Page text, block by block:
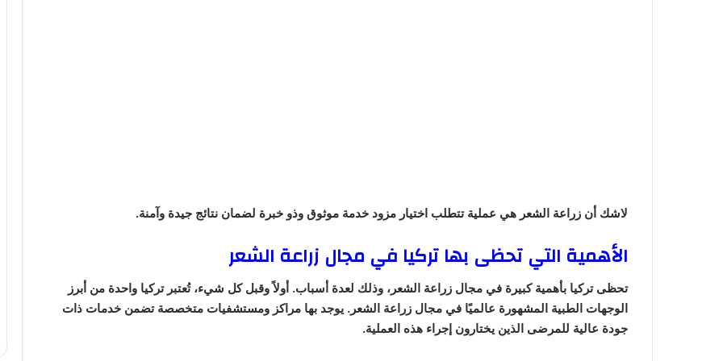
لاشك أن زراعة الشعر هي عملية تتطلب اختيار مزود خدمة موثوق وذو خبرة لضمان نتائج جيدة وآمنة.
الأهمية التي تحظى بها تركيا في مجال زراعة الشعر
تحظى تركيا بأهمية كبيرة في مجال زراعة الشعر، وذلك لعدة أسباب. أولاً وقبل كل شيء، تُعتبر تركيا واحدة من أبرز
الوجهات الطبية المشهورة عالميًا في مجال زراعة الشعر. يوجد بها مراكز ومستشفيات متخصصة تضمن خدمات ذات
جودة عالية للمرضى الذين يختارون إجراء هذه العملية.